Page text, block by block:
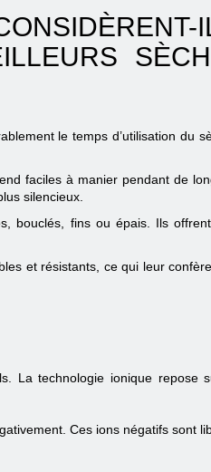
le temps d’utilisation du
faciles à manier pendant de
silencieux.
bouclés, fins ou épais. Ils
et résistants, ce qui leur
La technologie ionique repose
Ces ions négatifs sont